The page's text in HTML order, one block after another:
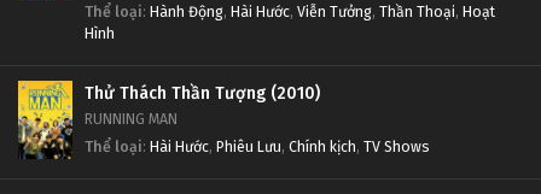
Thể loại: Hành Động, Hài Hước, Viễn Tưởng, Thần Thoại, Hoạt
Hình
Thử Thách Thần Tượng (2010)
RUNNING MAN
Thể loại: Hài Hước, Phiêu Lưu, Chính kịch, TV Shows